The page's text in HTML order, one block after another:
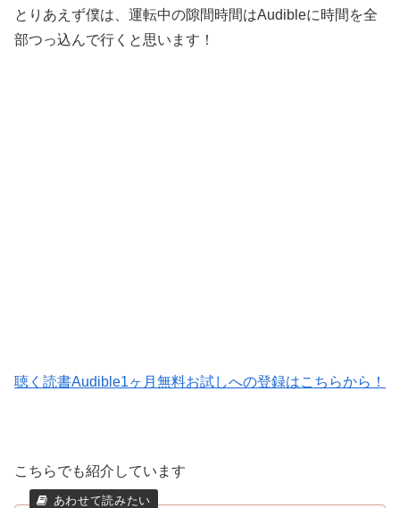
とりあえず僕は、運転中の隙間時間はAudibleに時間を全
部つっ込んで行くと思います！
聴く読書Audible1ヶ月無料お試しへの登録はこちらから！
こちらでも紹介しています